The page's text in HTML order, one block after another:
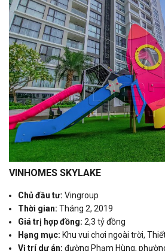
VINHOMES SKYLAKE
Chủ đầu tư: Vingroup
Thời gian: Tháng 2, 2019
Giá trị hợp đồng: 2,3 tỷ đồng
Hạng mục: Khu vui chơi ngoài trời,
Vị trí dự án: đường Phạm Hùng,